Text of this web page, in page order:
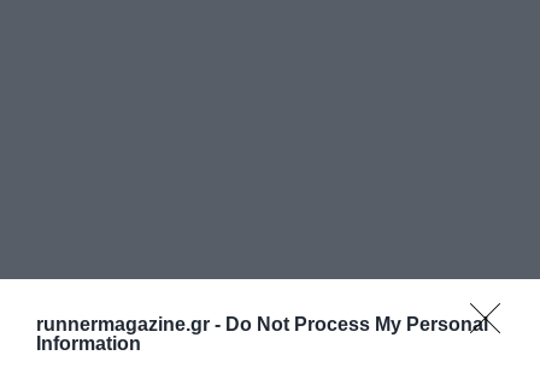
runnermagazine.gr - Do Not Process My Personal
Information